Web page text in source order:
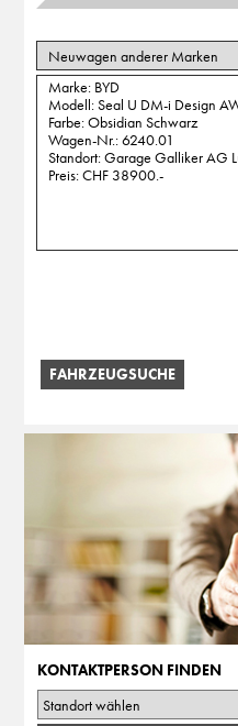
FAHRZEUGSUCHE
KONTAKTPERSON FINDEN